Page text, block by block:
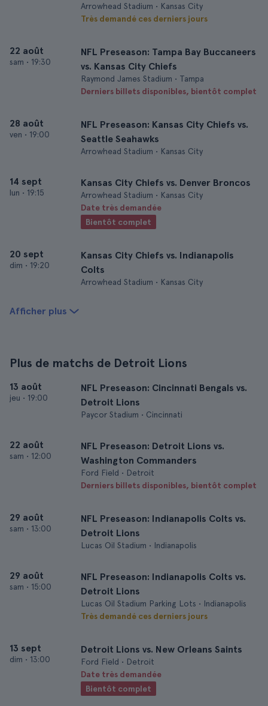
Arrowhead Stadium • Kansas City
Très demandé ces derniers jours
22 août
sam • 19:30
NFL Preseason: Tampa Bay Buccaneers
vs. Kansas City Chiefs
Raymond James Stadium • Tampa
Derniers billets disponibles, bientôt complet
28 août
ven • 19:00
NFL Preseason: Kansas City Chiefs vs.
Seattle Seahawks
Arrowhead Stadium • Kansas City
14 sept
lun • 19:15
Kansas City Chiefs vs. Denver Broncos
Arrowhead Stadium • Kansas City
Date très demandée
Bientôt complet
20 sept
dim • 19:20
Kansas City Chiefs vs. Indianapolis
Colts
Arrowhead Stadium • Kansas City
Afficher plus
Plus de matchs de Detroit Lions
13 août
jeu • 19:00
NFL Preseason: Cincinnati Bengals vs.
Detroit Lions
Paycor Stadium • Cincinnati
22 août
sam • 12:00
NFL Preseason: Detroit Lions vs.
Washington Commanders
Ford Field • Detroit
Derniers billets disponibles, bientôt complet
29 août
sam • 13:00
NFL Preseason: Indianapolis Colts vs.
Detroit Lions
Lucas Oil Stadium • Indianapolis
29 août
sam • 15:00
NFL Preseason: Indianapolis Colts vs.
Detroit Lions
Lucas Oil Stadium Parking Lots • Indianapolis
Très demandé ces derniers jours
13 sept
dim • 13:00
Detroit Lions vs. New Orleans Saints
Ford Field • Detroit
Date très demandée
Bientôt complet